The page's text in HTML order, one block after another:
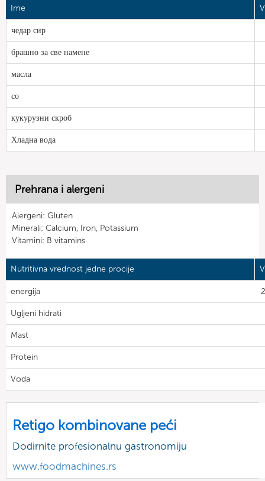
Ime
чедар сир
брашно за све намене
масла
со
кукурузни скроб
Хладна вода
Prehrana i alergeni
Alergeni: Gluten
Minerali: Calcium, Iron, Potassium
Vitamini: B vitamins
Nutritivna vrednost jedne procije
energija
Ugljeni hidrati
Mast
Protein
Voda
Retigo kombinovane peći
Dodirnite profesionalnu gastronomiju
www.foodmachines.rs